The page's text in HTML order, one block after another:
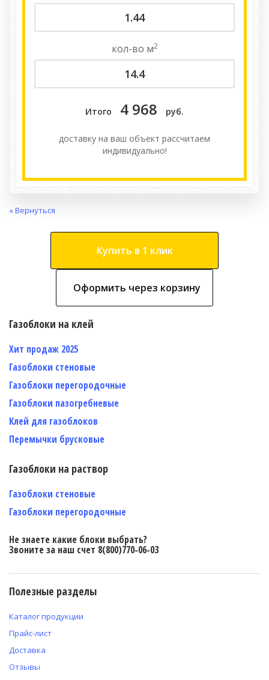
кол-во м2
Итого 4 968 руб.
доставку на ваш объект расcчитаем
индивидуально!
« Вернуться
Купить в 1 клик
Оформить через корзину
Газоблоки на клей
Хит продаж 2025
Газоблоки стеновые
Газоблоки перегородочные
Газоблоки пазогребневые
Клей для газоблоков
Перемычки брусковые
Газоблоки на раствор
Газоблоки стеновые
Газоблоки перегородочные
Не знаете какие блоки выбрать?
Звоните за наш счет 8(800)770-06-03
Полезные разделы
Каталог продукции
Прайс-лист
Доставка
Отзывы